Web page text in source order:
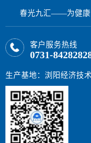
春光九汇——为健康
客户服务热线
0731-
生产基地：浏阳经济技